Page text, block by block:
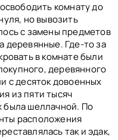
комнату до
но вывозить
с замены предметов
деревянные. Где-то за
в комнате были
деревянного
с десяток довоенных
из пяти тысяч
была шеллачной. По
расположения
так и эдак,